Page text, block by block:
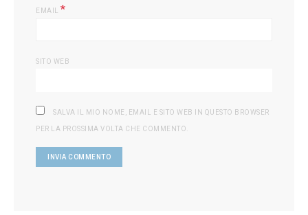
EMAIL *
SITO WEB
SALVA IL MIO NOME, EMAIL E SITO WEB IN QUESTO BROWSER
PER LA PROSSIMA VOLTA CHE COMMENTO.